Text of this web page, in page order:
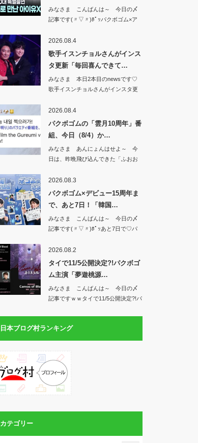
みなさま こんばんは～ 今日の〆
記事です(〃▽〃)ﾎﾟｯパクボゴム×ア
2026.08.4
歌手イスンチョルさんがインス
タ更新「毎回喜んできて…
みなさま 本日2本目のnewsです♡
歌手イスンチョルさんがインスタ更
2026.08.4
パクボゴムの「雲月10周年」番
組、今日（8/4）か…
みなさま あんにょんはせよ～ 今
日は、昨晩飛び込んできた「ふおお
2026.08.3
パクボゴム×デビュー15周年ま
で、あと7日！「韓国…
みなさま こんばんは～ 今日の〆
記事です(〃▽〃)ﾎﾟｯあと7日で♡パ
2026.08.2
タイで11/5公開決定?!パクボゴ
ム主演「夢遊桃源…
みなさま こんばんは～ 今日の〆
記事ですｗｗタイで11/5公開決定?!パ
日本ブログ村ランキング
カテゴリー